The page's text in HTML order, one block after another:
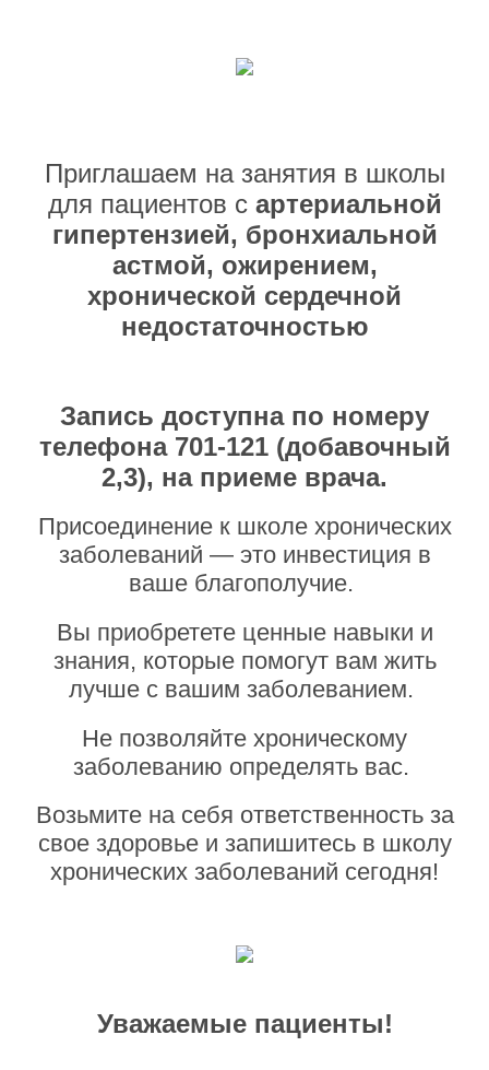
Приглашаем на занятия в школы
для пациентов с артериальной
гипертензией, бронхиальной
астмой, ожирением,
хронической сердечной
недостаточностью
Запись доступна по номеру
телефона 701-121 (добавочный
2,3), на приеме врача.
Присоединение к школе хронических
заболеваний — это инвестиция в
ваше благополучие.
Вы приобретете ценные навыки и
знания, которые помогут вам жить
лучше с вашим заболеванием.
Не позволяйте хроническому
заболеванию определять вас.
Возьмите на себя ответственность за
свое здоровье и запишитесь в школу
хронических заболеваний сегодня!
Уважаемые пациенты!